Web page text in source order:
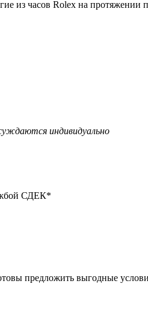
из часов Rolex на
индивидуально
СДЕК*
предложить выгодные